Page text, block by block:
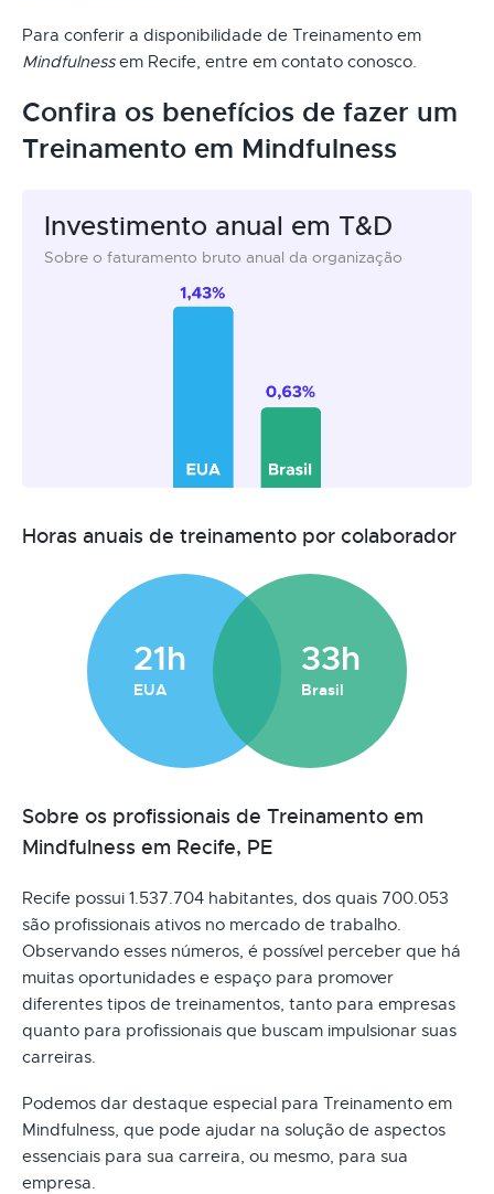
Para conferir a disponibilidade de Treinamento em
Mindfulnessem Recife, entre em contato conosco.
Confira os benefícios de fazer um
Treinamento em Mindfulness
Investimento anual em T&D
Sobre o faturamento bruto anual da organização
Horas anuais de treinamento por colaborador
21h
EUA
33h
Brasil
Sobre os profissionais de Treinamento em
Mindfulness em Recife, PE
Recife possui 1.537.704 habitantes, dos quais 700.053
são profissionais ativos no mercado de trabalho.
Observando esses números, é possível perceber que há
muitas oportunidades e espaço para promover
diferentes tipos de treinamentos, tanto para empresas
quanto para profissionais que buscam impulsionar suas
carreiras.
Podemos dar destaque especial para Treinamento em
Mindfulness, que pode ajudar na solução de aspectos
essenciais para sua carreira, ou mesmo, para sua
empresa.